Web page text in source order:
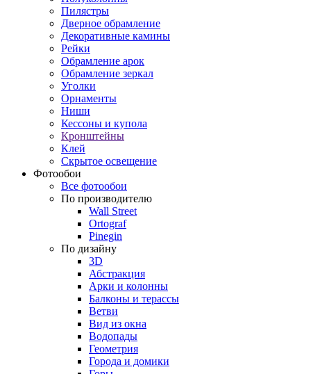
Пилястры
Дверное обрамление
Декоративные камины
Рейки
Обрамление арок
Обрамление зеркал
Уголки
Орнаменты
Ниши
Кессоны и купола
Кронштейны
Клей
Скрытое освещение
Фотообои
Все фотообои
По производителю
Wall Street
Ortograf
Pinegin
По дизайну
3D
Абстракция
Арки и колонны
Балконы и терассы
Ветви
Вид из окна
Водопады
Геометрия
Города и домики